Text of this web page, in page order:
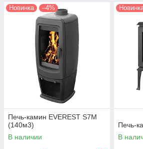
Новинка –4%
Печь-камин EVEREST S7М
(140м3)
В наличии
Печь-
В